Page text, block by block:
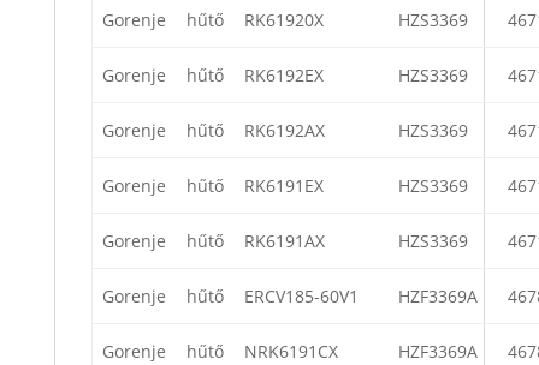
Gorenje hűtő RK61920X HZS3369
Gorenje hűtő RK6192EX HZS3369
Gorenje hűtő RK6192AX HZS3369
Gorenje hűtő RK6191EX HZS3369
Gorenje hűtő RK6191AX HZS3369
Gorenje hűtő ERCV185-60V1 HZF3369A
Gorenje hűtő NRK6191CX HZF3369A